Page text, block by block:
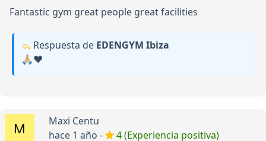
Fantastic gym great people great facilities
Respuesta de EDENGYM Ibiza
🙏🏼❤️
Maxi Centu
hace 1 año -
4 (Experiencia positiva)